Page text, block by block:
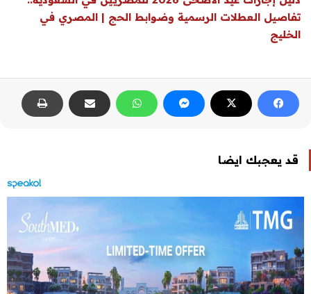
تفاصيل العطلات الرسمية وضوابط الحج | المصري في
الخليج
قد يعجبك ايضا